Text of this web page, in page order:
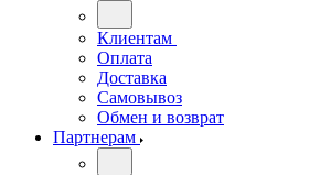
Клиентам
Оплата
Доставка
Самовывоз
Обмен и возврат
Партнерам